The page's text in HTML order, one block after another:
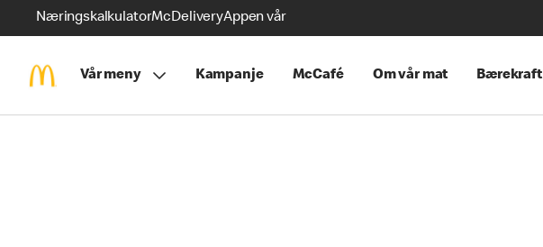
NæringskalkulatorMcDeliveryAppen vår
Vår meny Kampanje McCafé Om vår mat Bærekraft